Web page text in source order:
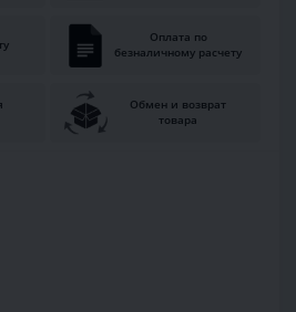
Оплата по
безналичному расчету
Обмен и возврат
товара